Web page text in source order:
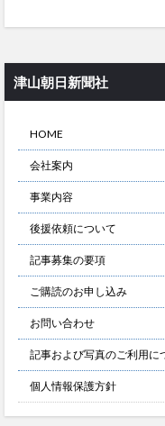
津山朝日新聞社
HOME
会社案内
事業内容
後援依頼について
記事募集の要項
ご購読のお申し込み
お問い合わせ
記事および写真のご利用に
個人情報保護方針